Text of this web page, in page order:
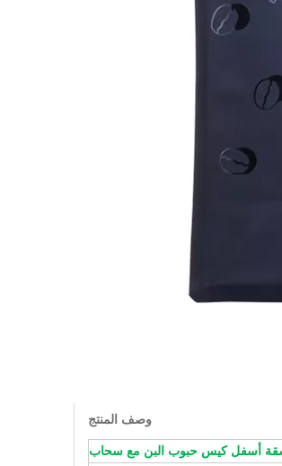
وصف المنتج
شقة أسفل كيس حبوب البن مع سحاب